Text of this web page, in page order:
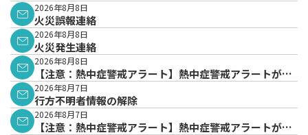
2026年8月8日
火災誤報連絡
2026年8月8日
火災発生連絡
2026年8月8日
【注意：熱中症警戒アラート】熱中症警戒アラートが発
表されています。
2026年8月7日
行方不明者情報の解除
2026年8月7日
【注意：熱中症警戒アラート】熱中症警戒アラートが発